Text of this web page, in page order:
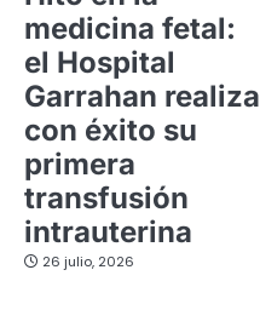
medicina fetal:
el Hospital
Garrahan realiza
con éxito su
primera
transfusión
intrauterina
26 julio, 2026